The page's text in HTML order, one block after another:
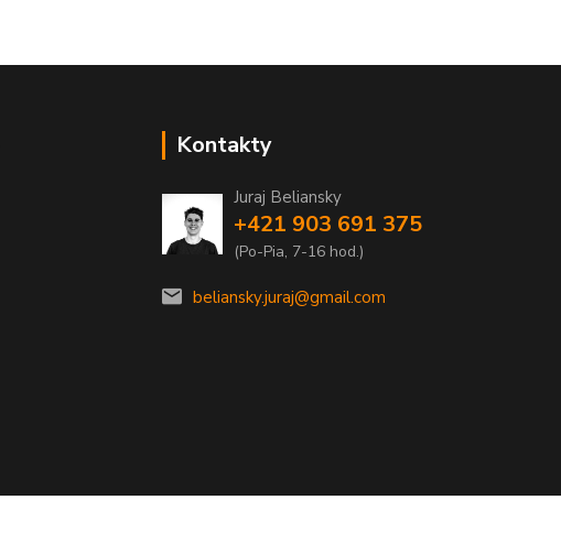
Kontakty
Juraj Beliansky
+421 903 691 375
(Po-Pia, 7-16 hod.)
beliansky.juraj@gmail.com